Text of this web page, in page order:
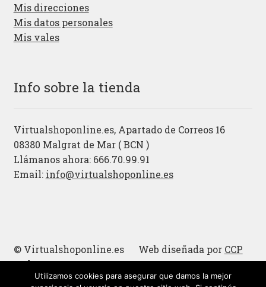
Mis direcciones
Mis datos personales
Mis vales
Info sobre la tienda
Virtualshoponline.es, Apartado de Correos 16
08380 Malgrat de Mar ( BCN )
Llámanos ahora: 666.70.99.91
Email: info@virtualshoponline.es
© Virtualshoponline.es Web diseñada por CCP
Cadena
Cucharas de madera
Utilizamos cookies para asegurar que damos la mejor